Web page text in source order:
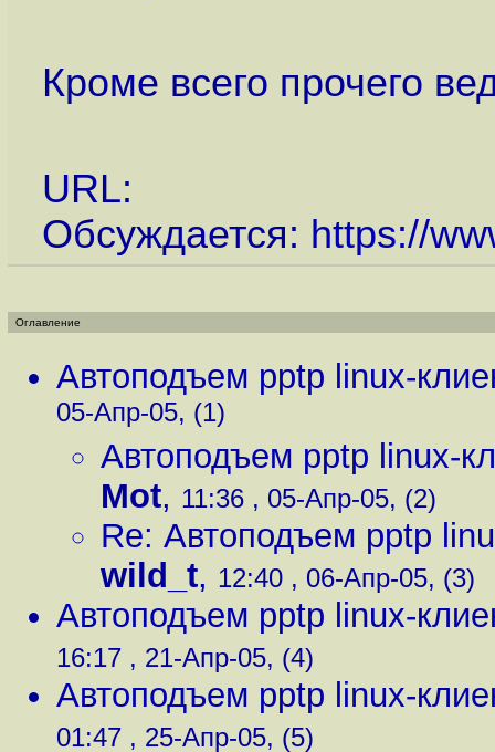
Кроме всего прочего
URL:
Обсуждается: https://
Оглавление
Автоподъем pptp linux-
05-Апр-05, (1)
Автоподъем pptp linux-
Mot, 11:36 , 05-Апр-05, (2)
Re: Автоподъем pptp
wild_t, 12:40 , 06-Апр-05, (3)
Автоподъем pptp linux-
16:17 , 21-Апр-05, (4)
Автоподъем pptp linux-
01:47 , 25-Апр-05, (5)